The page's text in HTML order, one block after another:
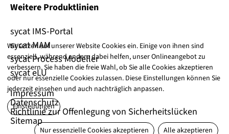
Weitere Produktlinien
sycat IMS-Portal
sycat MAM
sycat Process Modeller
sycat eLU
Impressum
Datenschutz
Richtlinie zur Offenlegung von Sicherheitslücken
Sitemap
Wir setzen auf unserer Website Cookies ein. Einige von ihnen sind
essenziell, während andere dabei helfen, unser Onlineangebot zu
verbessern. Sie haben die freie Wahl, ob Sie alle Cookies akzeptieren
oder nur essenzielle Cookies zulassen. Diese Einstellungen können Sie
jederzeit einsehen und auch nachträglich anpassen.
Einstellungen
Nur essenzielle Cookies akzeptieren Alle akzeptieren